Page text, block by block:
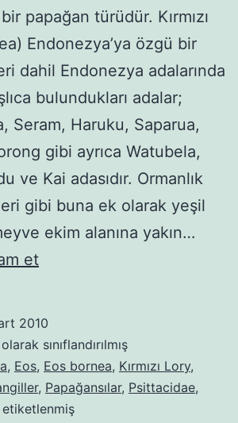
papağan türüdür. Kırmızı
Endonezya’ya özgü bir
dahil Endonezya adalarında
bulundukları adalar;
Seram, Haruku, Saparua,
gibi ayrıca Watubela,
ve Kai adasıdır. Ormanlık
gibi buna ek olarak yeşil
ekim alanına yakın…
etKırmızı
2010
olarak sınıflandırılmış
, Eos, Eos bornea, Kırmızı Lory,
, Papağansılar, Psittacidae,
etiketlenmiş